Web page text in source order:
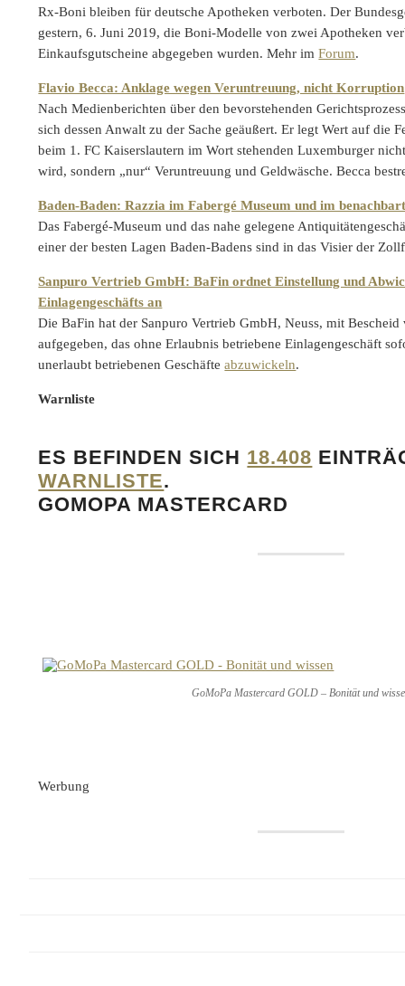
Rx-Boni bleiben für deutsche Apotheken verboten. Der
gestern, 6. Juni 2019, die Boni-Modelle von zwei Apotheken
Einkaufsgutscheine abgegeben wurden. Mehr imForum.
Flavio Becca: Anklage wegen Veruntreuung, nicht Korruption
Nach Medienberichten über den bevorstehenden
sich dessen Anwalt zu der Sache geäußert. Er legt Wert auf die
beim 1. FC Kaiserslautern im Wort stehenden Luxemburger
wird, sondern „nur“ Veruntreuung und Geldwäsche. Becca
Baden-Baden: Razzia im Fabergé Museum und im
Das Fabergé-Museum und das nahe gelegene
einer der besten Lagen Baden-Badens sind in das Visier der
Sanpuro Vertrieb GmbH: BaFin ordnet Einstellung und
Einlagengeschäfts an
Die BaFin hat der Sanpuro Vertrieb GmbH, Neuss, mit
aufgegeben, das ohne Erlaubnis betriebene Einlagengeschäft
unerlaubt betriebenen Geschäfteabzuwickeln.
Warnliste
ES BEFINDEN SICH 18.408
WARNLISTE.
GOMOPA MASTERCARD
GoMoPa Mastercard GOLD – Bonität und
Werbung